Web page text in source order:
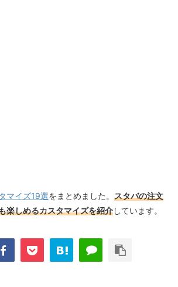
マイズ19選をまとめました。 スタバの注文
楽しめるカスタマイズを紹介しています。